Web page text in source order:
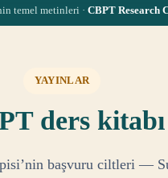
temel metinleri · CBPT Research
YAYINLAR
ders kitabı
başvuru ciltleri —